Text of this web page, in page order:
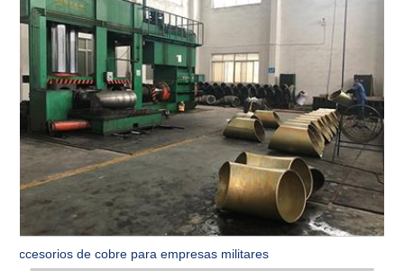
Accesorios de cobre para empresas militares